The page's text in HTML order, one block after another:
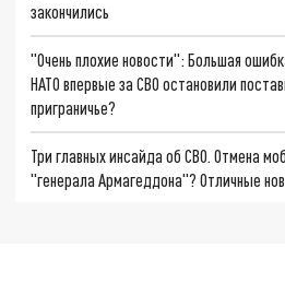
закончились
"Очень плохие новости": Большая
НАТО впервые за СВО остановили
приграничье?
Три главных инсайда об СВО. Отмена
"генерала Армагеддона"? Отличные